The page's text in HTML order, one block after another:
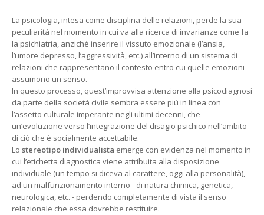
La psicologia, intesa come disciplina delle relazioni, perde la sua
peculiarità nel momento in cui va alla ricerca di invarianze come fa
la psichiatria, anziché inserire il vissuto emozionale (l’ansia,
l’umore depresso, l’aggressività, etc.) all’interno di un sistema di
relazioni che rappresentano il contesto entro cui quelle emozioni
assumono un senso.
In questo processo, quest’improvvisa attenzione alla psicodiagnosi
da parte della società civile sembra essere più in linea con
l’assetto culturale imperante negli ultimi decenni, che
un’evoluzione verso l’integrazione del disagio psichico nell’ambito
di ciò che è socialmente accettabile.
Lo stereotipo individualista emerge con evidenza nel momento in
cui l’etichetta diagnostica viene attribuita alla disposizione
individuale (un tempo si diceva al carattere, oggi alla personalità),
ad un malfunzionamento interno - di natura chimica, genetica,
neurologica, etc. - perdendo completamente di vista il senso
relazionale che essa dovrebbe restituire.